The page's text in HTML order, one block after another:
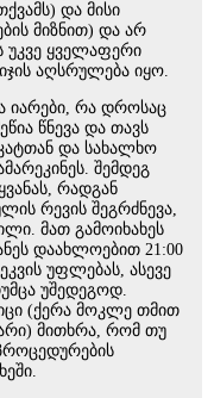
და მისი
მიზნით) და არ
უკვე ყველაფერი
აღსრულება იყო.
იარები, რა დროსაც
წნევა და თავს
და სახალხო
შემდეგ
რადგან
რევის შეგრძნევა,
მათ გამოიხახეს
დაახლოებით 21:00
უფლებას, ასევე
უშედეგოდ.
(ქერა მოკლე თმით
მითხრა, რომ თუ